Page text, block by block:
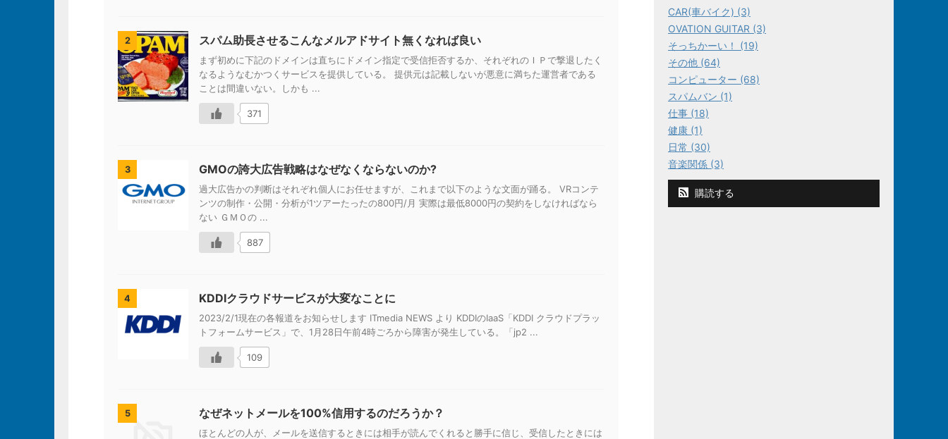
2 スパム助長させるこんなメルアドサイト無くなれば良い
まず初めに下記のドメインは直ちにドメイン指定で受信拒否するか、それぞれのＩＰで撃退したく
なるようなむかつくサービスを提供している。 提供元は記載しないが悪意に満ちた運営者である
ことは間違いない。しかも ...
371
3 GMOの誇大広告戦略はなぜなくならないのか?
過大広告かの判断はそれぞれ個人にお任せますが、これまで以下のような文面が踊る。 VRコンテ
ンツの制作・公開・分析が1ツアーたったの800円/月 実際は最低8000円の契約をしなければなら
ない ＧＭＯの ...
887
4 KDDIクラウドサービスが大変なことに
2023/2/1現在の各報道をお知らせします ITmedia NEWS より KDDIのIaaS「KDDI クラウドプラッ
トフォームサービス」で、1月28日午前4時ごろから障害が発生している。「jp2 ...
109
5 なぜネットメールを100%信用するのだろうか？
ほとんどの人が、メールを送信するときには相手が読んでくれると勝手に信じ、受信したときには
CAR(車バイク) (3)
OVATION GUITAR (3)
そっちかーい！ (19)
その他 (64)
コンピューター (68)
スパムバン (1)
仕事 (18)
健康 (1)
日常 (30)
音楽関係 (3)
購読する